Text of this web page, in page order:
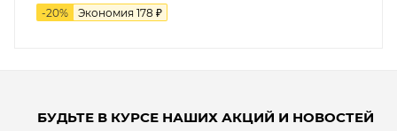
-20% Экономия 178 ₽
БУДЬТЕ В КУРСЕ НАШИХ АКЦИЙ И НОВОСТЕЙ